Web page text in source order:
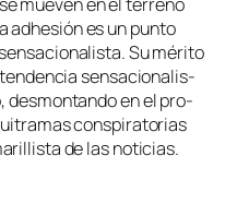
adhe­sión es un pun­to
Su mé­ri­to
sen­sa­cio­na­lis­
des­mon­tan­do en el pro­
cons­pi­ra­to­rias
de las noticias.